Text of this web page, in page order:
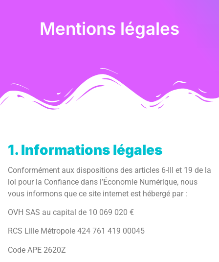
Mentions légales
1. Informations légales
Conformément aux dispositions des articles 6-III et 19 de la
loi pour la Confiance dans l’Économie Numérique, nous
vous informons que ce site internet est hébergé par :
OVH SAS au capital de 10 069 020 €
RCS Lille Métropole 424 761 419 00045
Code APE 2620Z